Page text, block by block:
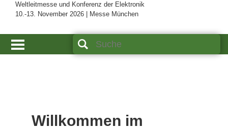
Weltleitmesse und Konferenz der Elektronik
10.-13. November 2026 | Messe München
Willkommen im